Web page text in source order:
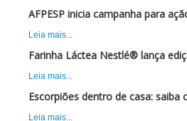
AFPESP inicia campanha para
Leia mais...
Farinha Láctea Nestlé® lança
Leia mais...
Escorpiões dentro de casa:
Leia mais...